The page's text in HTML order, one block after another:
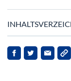
Die jüngsten